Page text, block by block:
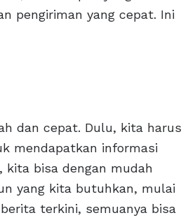
pengiriman yang cepat. Ini
dan cepat. Dulu, kita harus
mendapatkan informasi
kita bisa dengan mudah
yang kita butuhkan, mulai
terkini, semuanya bisa